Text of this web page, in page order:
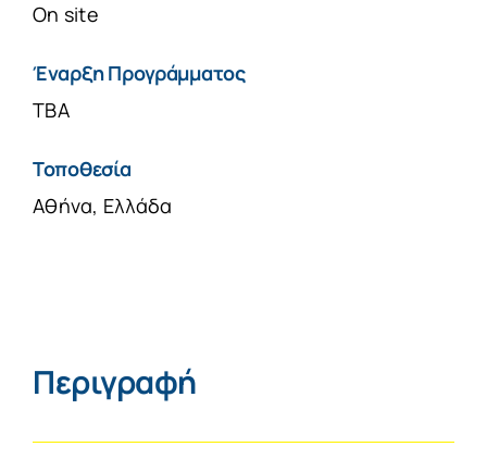
On site
Έναρξη Προγράμματος
TBA
Τοποθεσία
Αθήνα, Ελλάδα
Περιγραφή